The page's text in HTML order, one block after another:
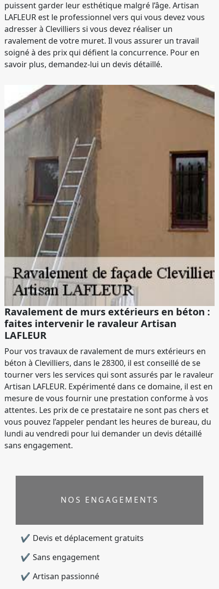
puissent garder leur esthétique malgré l’âge. Artisan
LAFLEUR est le professionnel vers qui vous devez vous
adresser à Clevilliers si vous devez réaliser un
ravalement de votre muret. Il vous assurer un travail
soigné à des prix qui défient la concurrence. Pour en
savoir plus, demandez-lui un devis détaillé.
Ravalement de murs extérieurs en béton :
faites intervenir le ravaleur Artisan
LAFLEUR
Pour vos travaux de ravalement de murs extérieurs en
béton à Clevilliers, dans le 28300, il est conseillé de se
tourner vers les services qui sont assurés par le ravaleur
Artisan LAFLEUR. Expérimenté dans ce domaine, il est en
mesure de vous fournir une prestation conforme à vos
attentes. Les prix de ce prestataire ne sont pas chers et
vous pouvez l’appeler pendant les heures de bureau, du
lundi au vendredi pour lui demander un devis détaillé
sans engagement.
NOS ENGAGEMENTS
Devis et déplacement gratuits
Sans engagement
Artisan passionné